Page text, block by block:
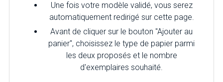
Une fois votre modèle validé, vous serez
automatiquement redirigé sur cette page.
Avant de cliquer sur le bouton "Ajouter au
panier", choisissez le type de papier parmi
les deux proposés et le nombre
d'exemplaires souhaité.